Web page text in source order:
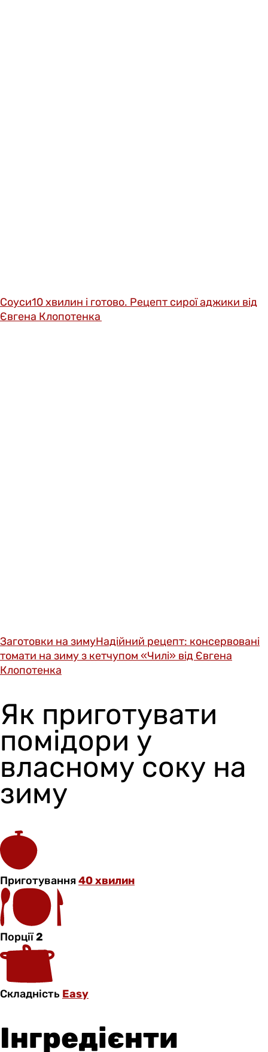
Соуси10 хвилин і готово. Рецепт сирої аджики від
Євгена Клопотенка
Заготовки на зимуНадійний рецепт: консервовані
томати на зиму з кетчупом «Чилі» від Євгена
Клопотенка
Як приготувати
помідори у
власному соку на
зиму
Приготування40 хвилин
Порції2
Складність Easy
Інгредієнти